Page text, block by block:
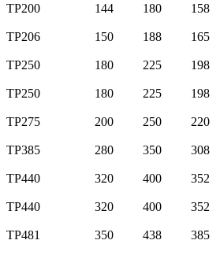
TP200 144 180 158
TP206 150 188 165
TP250 180 225 198
TP250 180 225 198
TP275 200 250 220
TP385 280 350 308
TP440 320 400 352
TP440 320 400 352
TP481 350 438 385